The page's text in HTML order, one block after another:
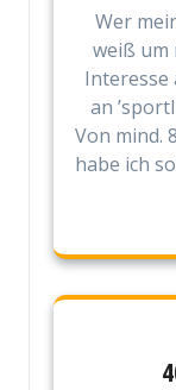
Wer
weiß um
Interesse
an
Von mind.
habe ich